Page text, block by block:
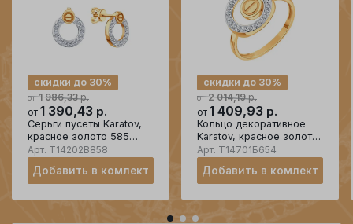
от 1 986,33р.
скидки до 30%
от 1 390,43 р.
Серьги пусеты Karatov,
красное золото 585
проба, вставка фианит
Арт. Т14202В858
Добавить в комлект
от 2 014,19р.
скидки до 30%
от 1 409,93 р.
Кольцо декоративное
Karatov, красное золото
585 проба, вставка
фианит
Арт. Т14701Б654
Добавить в комлект